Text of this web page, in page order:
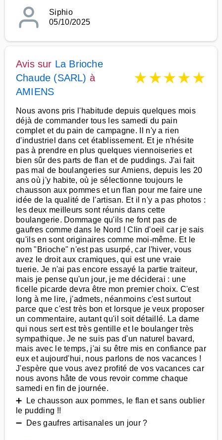
Siphio
05/10/2025
Avis sur La Brioche
Chaude (SARL) à
AMIENS
★★★★★
Nous avons pris l'habitude depuis quelques mois
déjà de commander tous les samedi du pain
complet et du pain de campagne. Il n'y a rien
d'industriel dans cet établissement. Et je n'hésite
pas à prendre en plus quelques viennoiseries et
bien sûr des parts de flan et de puddings. J'ai fait
pas mal de boulangeries sur Amiens, depuis les 20
ans où j'y habite, où je sélectionne toujours le
chausson aux pommes et un flan pour me faire une
idée de la qualité de l'artisan. Et il n'y a pas photos :
les deux meilleurs sont réunis dans cette
boulangerie. Dommage qu'ils ne font pas de
gaufres comme dans le Nord ! Clin d'oeil car je sais
qu'ils en sont originaires comme moi-même. Et le
nom "Brioche" n'est pas usurpé, car l'hiver, vous
avez le droit aux cramiques, qui est une vraie
tuerie. Je n'ai pas encore essayé la partie traiteur,
mais je pense qu'un jour, je me déciderai : une
ficelle picarde devra être mon premier choix. C'est
long à me lire, j'admets, néanmoins c'est surtout
parce que c'est très bon et lorsque je veux proposer
un commentaire, autant qu'il soit détaillé. La dame
qui nous sert est très gentille et le boulanger très
sympathique. Je ne suis pas d'un naturel bavard,
mais avec le temps, j'ai su être mis en confiance par
eux et aujourd'hui, nous parlons de nos vacances !
J'espère que vous avez profité de vos vacances car
nous avons hâte de vous revoir comme chaque
samedi en fin de journée.
➕ Le chausson aux pommes, le flan et sans oublier
le pudding !!
➖ Des gaufres artisanales un jour ?